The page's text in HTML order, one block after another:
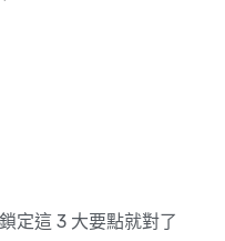
定這 3 大要點就對了